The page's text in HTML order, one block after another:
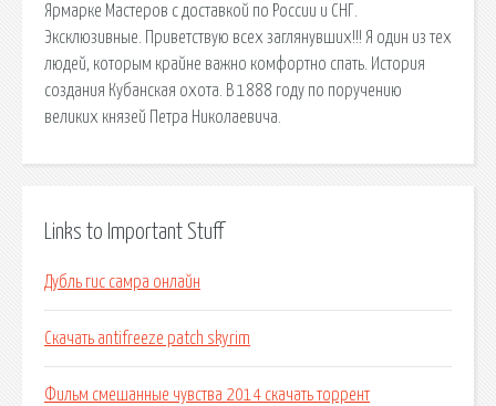
Ярмарке Мастеров с доставкой по России и СНГ.
Эксклюзивные. Приветствую всех заглянувших!!! Я один из тех
людей, которым крайне важно комфортно спать. История
создания Кубанская охота. В 1888 году по поручению
великих князей Петра Николаевича.
Links to Important Stuff
Дубль гис самра онлайн
Скачать antifreeze patch skyrim
Фильм смешанные чувства 2014 скачать торрент